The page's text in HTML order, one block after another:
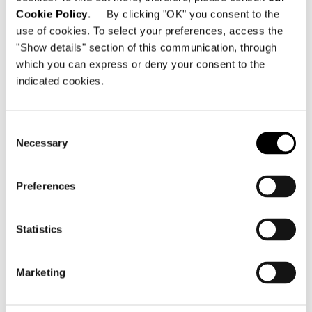
Cookie Policy. By clicking "OK" you consent to the
use of cookies. To select your preferences, access the
"Show details" section of this communication, through
which you can express or deny your consent to the
indicated cookies.
Selection
Necessary
Preferences
Statistics
Marketing